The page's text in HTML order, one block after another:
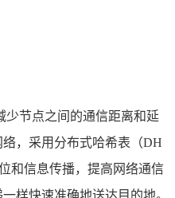
少节点之间的通信距离和延
，采用分布式哈希表（DH
和信息传播，提高网络通信
样快速准确地送达目的地。